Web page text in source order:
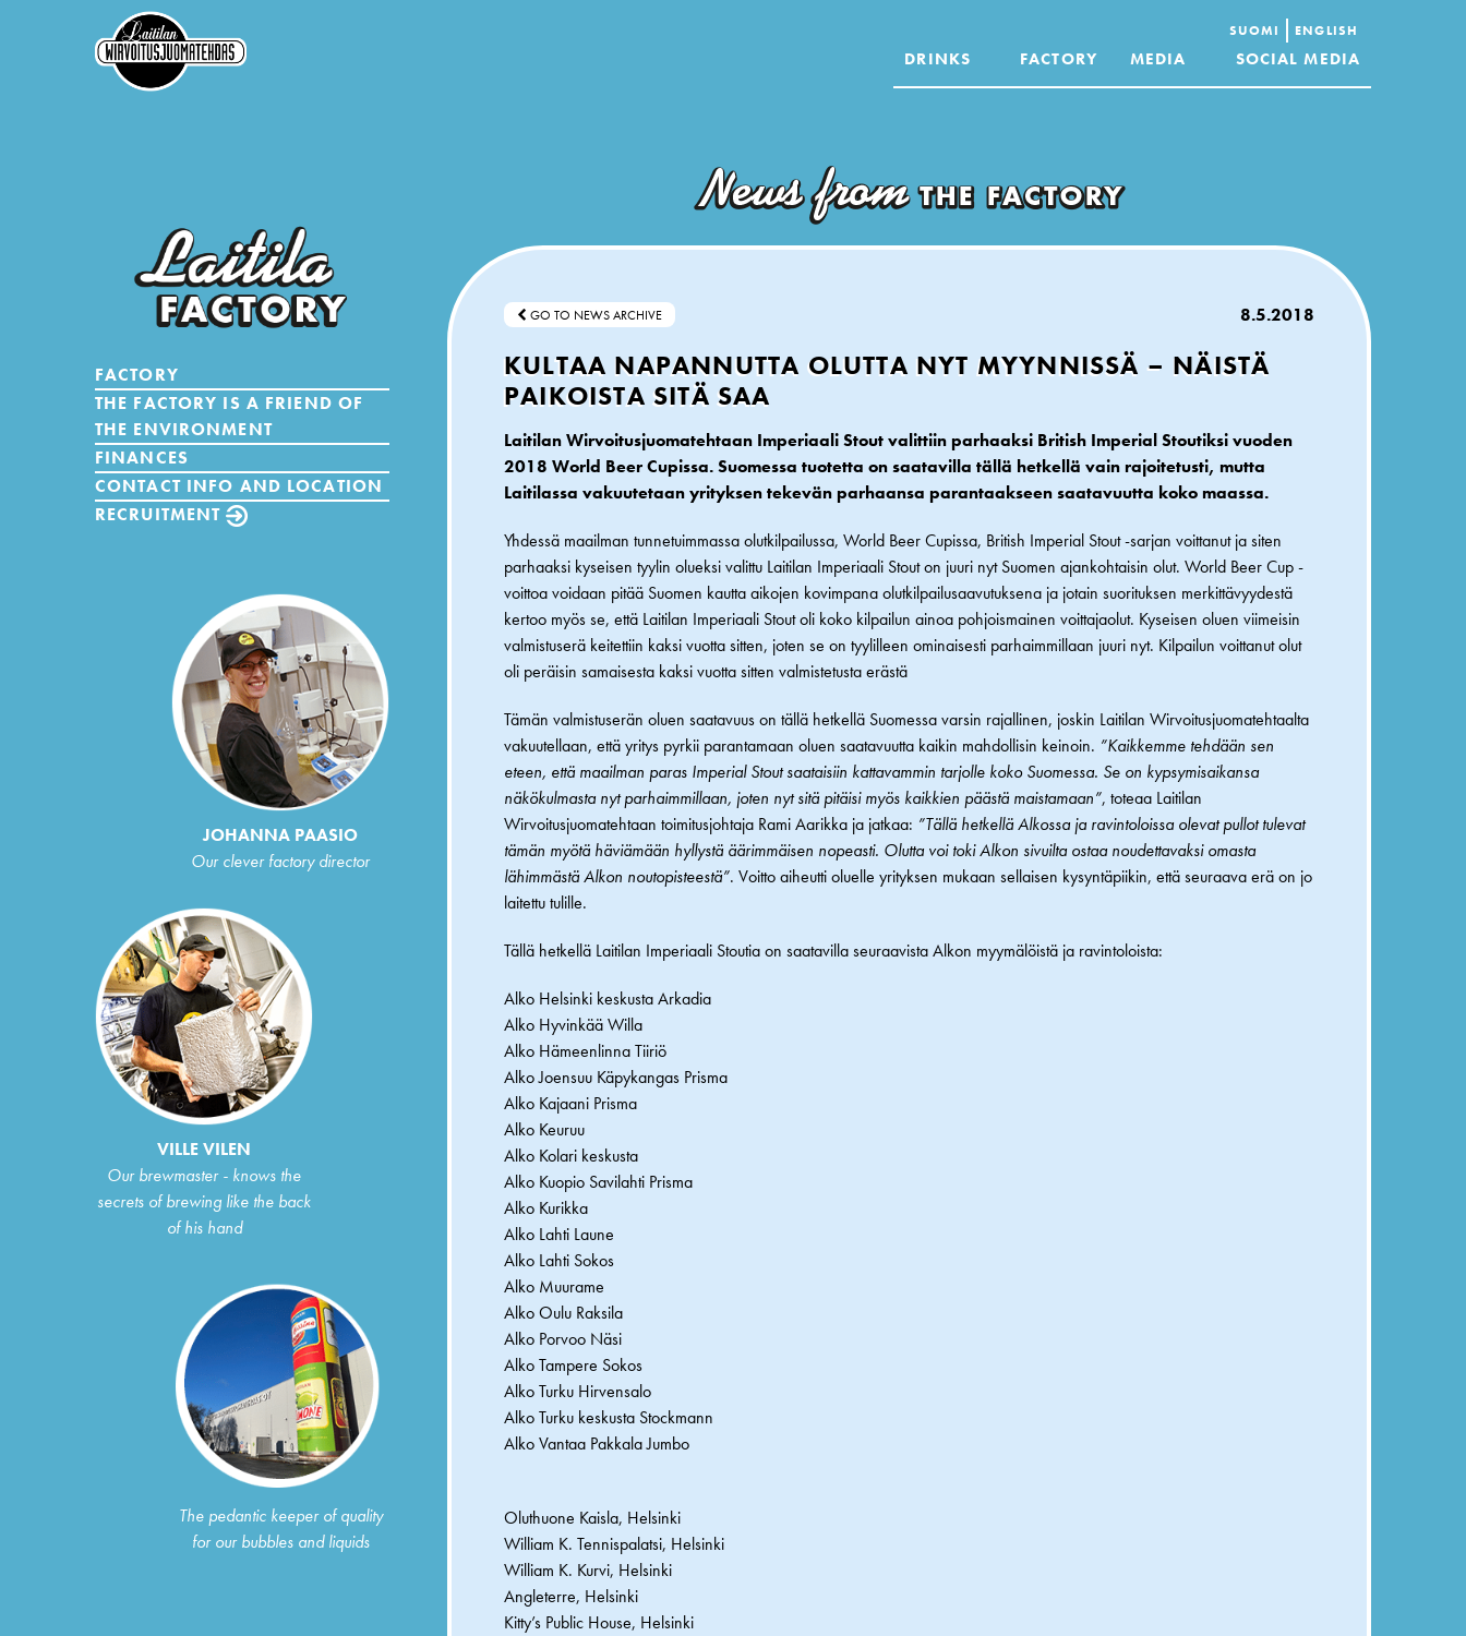
SUOMI ENGLISH
DRINKS FACTORY MEDIA SOCIAL MEDIA
FACTORY
THE FACTORY IS A FRIEND OF
THE ENVIRONMENT
FINANCES
CONTACT INFO AND LOCATION
RECRUITMENT
JOHANNA PAASIO
Our clever factory director
VILLE VILEN
Our brewmaster - knows the
secrets of brewing like the back
of his hand
The pedantic keeper of quality
for our bubbles and liquids
GO TO NEWS ARCHIVE 8.5.2018
KULTAA NAPANNUTTA OLUTTA NYT MYYNNISSÄ – NÄISTÄ
PAIKOISTA SITÄ SAA
Laitilan Wirvoitusjuomatehtaan Imperiaali Stout valittiin parhaaksi British Imperial Stoutiksi vuoden
2018 World Beer Cupissa. Suomessa tuotetta on saatavilla tällä hetkellä vain rajoitetusti, mutta
Laitilassa vakuutetaan yrityksen tekevän parhaansa parantaakseen saatavuutta koko maassa.
Yhdessä maailman tunnetuimmassa olutkilpailussa, World Beer Cupissa, British Imperial Stout -sarjan voittanut ja siten
parhaaksi kyseisen tyylin olueksi valittu Laitilan Imperiaali Stout on juuri nyt Suomen ajankohtaisin olut. World Beer Cup -
voittoa voidaan pitää Suomen kautta aikojen kovimpana olutkilpailusaavutuksena ja jotain suorituksen merkittävyydestä
kertoo myös se, että Laitilan Imperiaali Stout oli koko kilpailun ainoa pohjoismainen voittajaolut. Kyseisen oluen viimeisin
valmistuserä keitettiin kaksi vuotta sitten, joten se on tyylilleen ominaisesti parhaimmillaan juuri nyt. Kilpailun voittanut olut
oli peräisin samaisesta kaksi vuotta sitten valmistetusta erästä
Tämän valmistuserän oluen saatavuus on tällä hetkellä Suomessa varsin rajallinen, joskin Laitilan Wirvoitusjuomatehtaalta
vakuutellaan, että yritys pyrkii parantamaan oluen saatavuutta kaikin mahdollisin keinoin. ”Kaikkemme tehdään sen
eteen, että maailman paras Imperial Stout saataisiin kattavammin tarjolle koko Suomessa. Se on kypsymisaikansa
näkökulmasta nyt parhaimmillaan, joten nyt sitä pitäisi myös kaikkien päästä maistamaan”, toteaa Laitilan
Wirvoitusjuomatehtaan toimitusjohtaja Rami Aarikka ja jatkaa: ”Tällä hetkellä Alkossa ja ravintoloissa olevat pullot tulevat
tämän myötä häviämään hyllystä äärimmäisen nopeasti. Olutta voi toki Alkon sivuilta ostaa noudettavaksi omasta
lähimmästä Alkon noutopisteestä”. Voitto aiheutti oluelle yrityksen mukaan sellaisen kysyntäpiikin, että seuraava erä on jo
laitettu tulille.
Tällä hetkellä Laitilan Imperiaali Stoutia on saatavilla seuraavista Alkon myymälöistä ja ravintoloista:
Alko Helsinki keskusta Arkadia
Alko Hyvinkää Willa
Alko Hämeenlinna Tiiriö
Alko Joensuu Käpykangas Prisma
Alko Kajaani Prisma
Alko Keuruu
Alko Kolari keskusta
Alko Kuopio Savilahti Prisma
Alko Kurikka
Alko Lahti Laune
Alko Lahti Sokos
Alko Muurame
Alko Oulu Raksila
Alko Porvoo Näsi
Alko Tampere Sokos
Alko Turku Hirvensalo
Alko Turku keskusta Stockmann
Alko Vantaa Pakkala Jumbo
Oluthuone Kaisla, Helsinki
William K. Tennispalatsi, Helsinki
William K. Kurvi, Helsinki
Angleterre, Helsinki
Kitty’s Public House, Helsinki